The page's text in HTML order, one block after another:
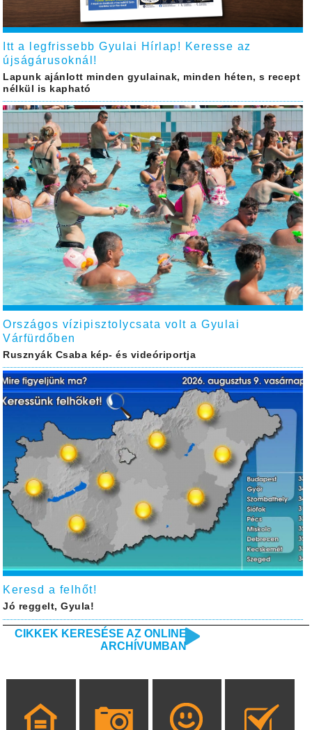
Itt a legfrissebb Gyulai Hírlap! Keresse az
újságárusoknál!
Lapunk ajánlott minden gyulainak, minden héten, s recept
nélkül is kapható
Országos vízipisztolycsata volt a Gyulai
Várfürdőben
Rusznyák Csaba kép- és videóriportja
Keresd a felhőt!
Jó reggelt, Gyula!
CIKKEK KERESÉSE AZ ONLINE
ARCHÍVUMBAN